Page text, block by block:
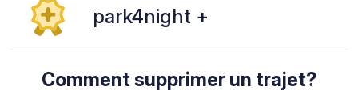
park4night +
Comment supprimer un trajet?